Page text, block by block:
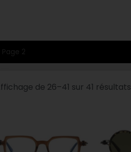
Page 2
de 26–41 sur 41 résultats